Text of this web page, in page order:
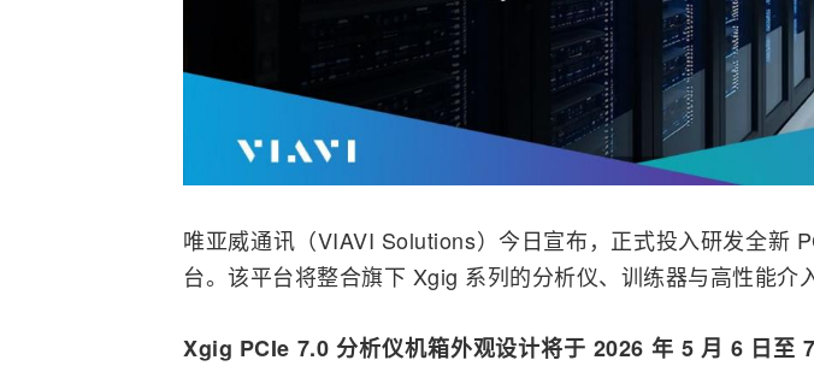
唯亚威通讯（VIAVI Solutions）今日宣布，正式投入研发全新
台。该平台将整合旗下 Xgig 系列的分析仪、训练器与高性能介
Xgig PCIe 7.0 分析仪机箱外观设计将于 2026 年 5 月 6 日至